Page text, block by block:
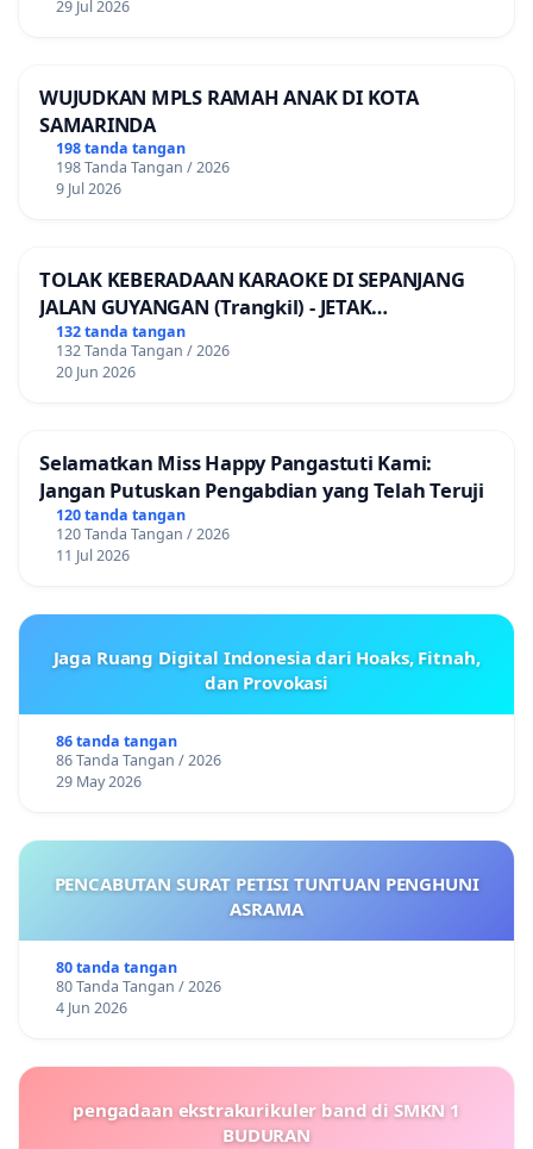
29 Jul 2026
WUJUDKAN MPLS RAMAH ANAK DI KOTA
SAMARINDA
198 tanda tangan
198 Tanda Tangan / 2026
9 Jul 2026
TOLAK KEBERADAAN KARAOKE DI SEPANJANG
JALAN GUYANGAN (Trangkil) - JETAK
(Wedarijaksa) Kab. PATI
132 tanda tangan
132 Tanda Tangan / 2026
20 Jun 2026
Selamatkan Miss Happy Pangastuti Kami:
Jangan Putuskan Pengabdian yang Telah Teruji
120 tanda tangan
120 Tanda Tangan / 2026
11 Jul 2026
Jaga Ruang Digital Indonesia dari Hoaks, Fitnah,
dan Provokasi
86 tanda tangan
86 Tanda Tangan / 2026
29 May 2026
PENCABUTAN SURAT PETISI TUNTUAN PENGHUNI
ASRAMA
80 tanda tangan
80 Tanda Tangan / 2026
4 Jun 2026
pengadaan ekstrakurikuler band di SMKN 1
BUDURAN